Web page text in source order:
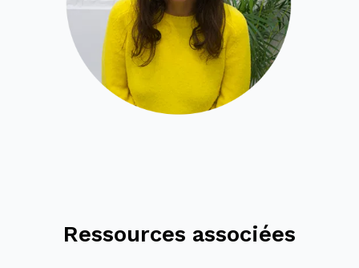
Ressources associées